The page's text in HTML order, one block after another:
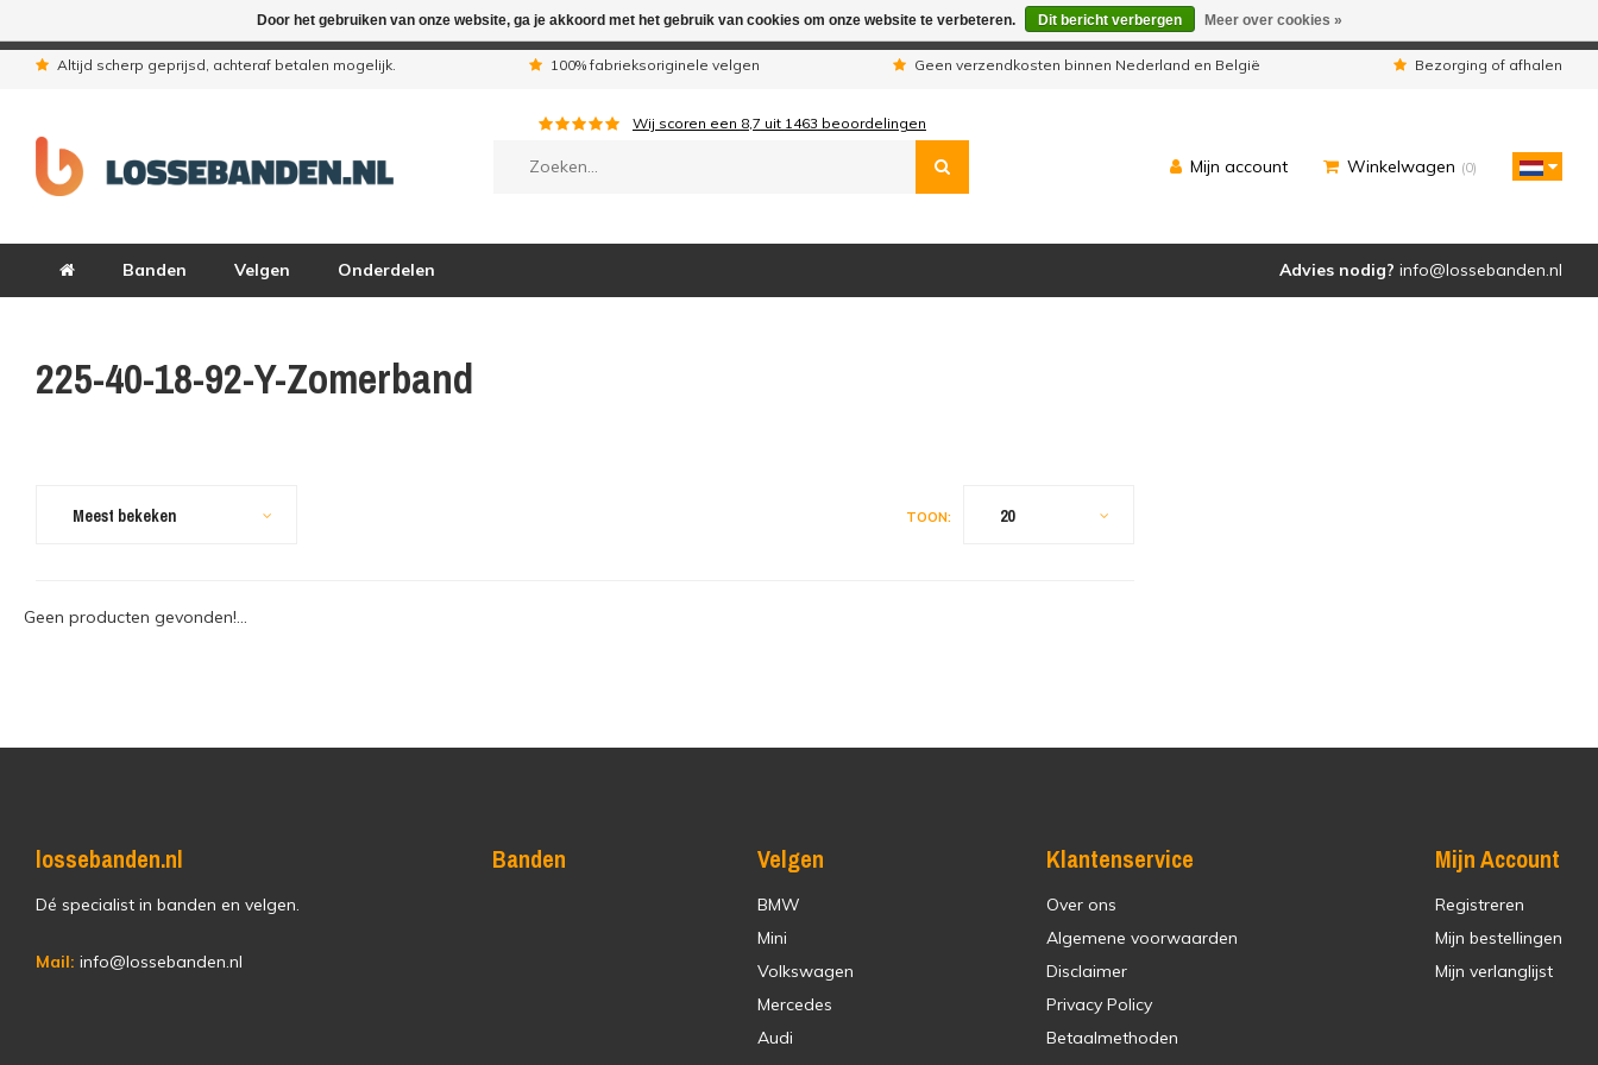
Altijd scherp geprijsd, achteraf betalen mogelijk. 100% fabrieksoriginele velgen Geen verzendkosten binnen Nederland en België Bezorging of afhalen
Wij scoren een 8,7 uit 1463 beoordelingen
Mijn account Winkelwagen (0)
Banden Velgen Onderdelen Advies nodig? info@lossebanden.nl
225-40-18-92-Y-Zomerband
Meest bekeken TOON: 20
Geen producten gevonden!...
lossebanden.nl
Dé specialist in banden en velgen.
Mail: info@lossebanden.nl
Banden Velgen
BMW
Mini
Volkswagen
Mercedes
Audi
Klantenservice
Over ons
Algemene voorwaarden
Disclaimer
Privacy Policy
Betaalmethoden
Mijn Account
Registreren
Mijn bestellingen
Mijn verlanglijst
Door het gebruiken van onze website, ga je akkoord met het gebruik van cookies om onze website te verbeteren. Dit bericht verbergen Meer over cookies »
In verband met de zomervakantie zijn wij telefonisch niet bereikbaar. Geplaatste orders worden uitgeleverd zoals u van ons gewend bent.